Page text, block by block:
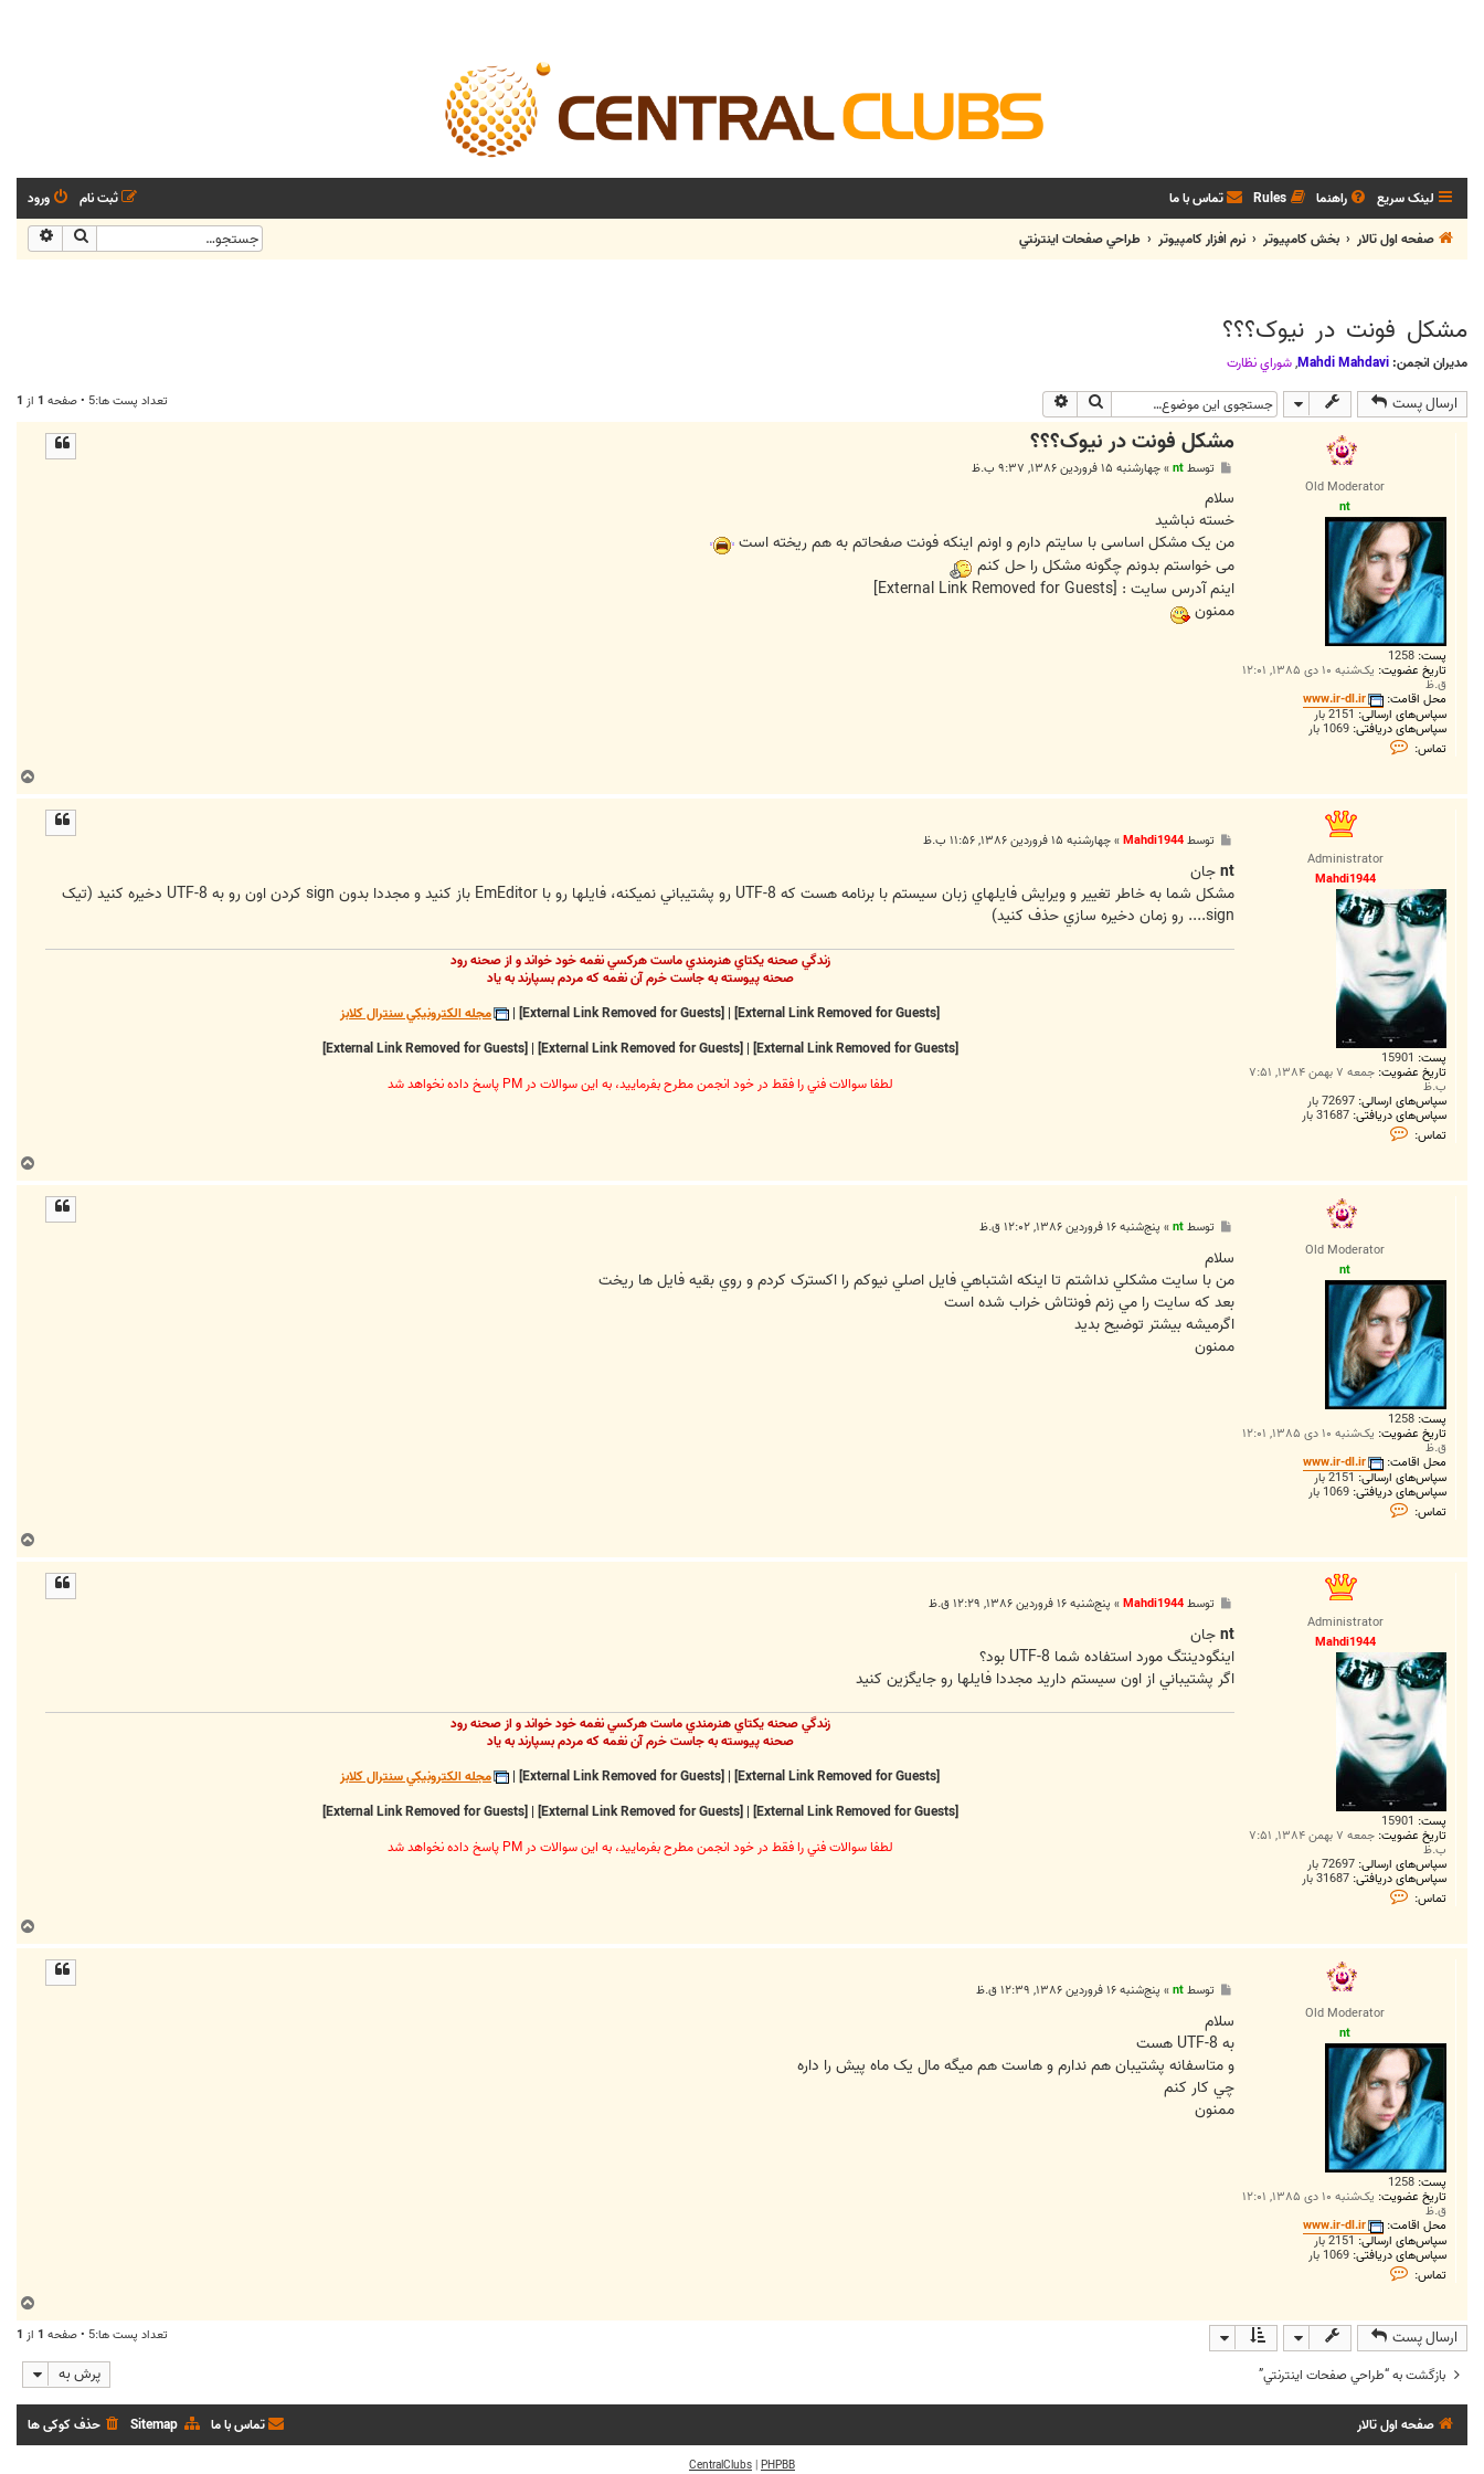
لینک سریع راهنما Rules تماس با ما ورود
ثبت نام
صفحه اول تالار
بخش كامپيوتر نرم افزار كامپيوتر طراحي صفحات اينترنتي جستجو
مشکل فونت در نیوک؟؟؟
مدیران انجمن: Mahdi Mahdavi
,شوراي نظارت
ارسال پست جستجو تعداد پست ها:5 • صفحه 1 از 1
Old Moderator
nt
پست: 1258
تاریخ عضویت: یک‌شنبه ۱۰ دی ۱۳۸۵, ۱۲:۰۱
ق.ظ
محل اقامت: www.ir-dl.ir
سپاس‌های ارسالی:2151 بار
سپاس‌های دریافتی: 1069 بار
تماس:
ت
n
مشکل فونت در نیوک؟؟؟
ت
توسطnt
»چهارشنبه ۱۵ فروردین ۱۳۸۶, ۹:۳۷ ب.ظ
سلام
خسته نباشید
من یک مشکل اساسی با سایتم دارم و اونم اینکه فونت صفحاتم به هم ریخته است
می خواستم بدونم چگونه مشکل را حل کنم
اینم آدرس سایت : [External Link Removed for Guests]
ممنون
ا
Administrator
Mahdi1944
پست: 15901
تاریخ عضویت: جمعه ۷ بهمن ۱۳۸۴, ۷:۵۱
ب.ظ
سپاس‌های ارسالی: 72697 بار
سپاس‌های دریافتی: 31687 بار
تماس:
ت
M
i
1
4
4
ت
توسطMahdi1944
»چهارشنبه ۱۵ فروردین ۱۳۸۶, ۱۱:۵۶ ب.ظ
ntجان
مشکل شما به خاطر تغيير و ويرايش فايلهاي زبان سيستم با برنامه ‌هست که UTF-8 رو پشتيباني نميکنه، فايلها رو با EmEditor باز کنيد و مجددا بدون sign کردن اون رو به UTF-8 دخيره کنيد (تيک
sign.... رو زمان دخيره سازي حذف کنيد)
زندگي صحنه يکتاي هنرمندي ماست هرکسي نغمه خود خواند و از صحنه رود
صحنه پيوسته به جاست خرم آن نغمه که مردم بسپارند به ياد
[External Link Removed for Guests]
|
[External Link Removed for Guests]
|
مجله الکترونيکي سنترال کلابز
[External Link Removed for Guests]
|
[External Link Removed for Guests]
|
[External Link Removed for Guests]
لطفا سوالات فني را فقط در خود انجمن مطرح بفرماييد، به اين سوالات در PM پاسخ داده نخواهد شد
ا
Old Moderator
nt
پست: 1258
تاریخ عضویت: یک‌شنبه ۱۰ دی ۱۳۸۵, ۱۲:۰۱
ق.ظ
محل اقامت: www.ir-dl.ir
سپاس‌های ارسالی:2151 بار
سپاس‌های دریافتی: 1069 بار
تماس:
ت
n
ت
توسطnt
» پنج‌شنبه ۱۶ فروردین ۱۳۸۶, ۱۲:۰۲ ق.ظ
سلام
من با سايت مشکلي نداشتم تا اينکه اشتباهي فايل اصلي نيوکم را اکسترک کردم و روي بقيه فايل ها ريخت
بعد که سايت را مي زنم فونتاش خراب شده است
اگرميشه بيشتر توضيح بديد
ممنون
ا
Administrator
Mahdi1944
پست: 15901
تاریخ عضویت: جمعه ۷ بهمن ۱۳۸۴, ۷:۵۱
ب.ظ
سپاس‌های ارسالی: 72697 بار
سپاس‌های دریافتی: 31687 بار
تماس:
ت
M
i
1
4
4
ت
توسطMahdi1944
» پنج‌شنبه ۱۶ فروردین ۱۳۸۶, ۱۲:۲۹ ق.ظ
ntجان
اينگودينتگ مورد استفاده شما UTF-8 بود؟
اگر پشتيباني از اون سيستم داريد مجددا فايلها رو جايگزين کنيد
زندگي صحنه يکتاي هنرمندي ماست هرکسي نغمه خود خواند و از صحنه رود
صحنه پيوسته به جاست خرم آن نغمه که مردم بسپارند به ياد
[External Link Removed for Guests]
|
[External Link Removed for Guests]
|
مجله الکترونيکي سنترال کلابز
[External Link Removed for Guests]
|
[External Link Removed for Guests]
|
[External Link Removed for Guests]
لطفا سوالات فني را فقط در خود انجمن مطرح بفرماييد، به اين سوالات در PM پاسخ داده نخواهد شد
ا
Old Moderator
nt
پست: 1258
تاریخ عضویت: یک‌شنبه ۱۰ دی ۱۳۸۵, ۱۲:۰۱
ق.ظ
محل اقامت: www.ir-dl.ir
سپاس‌های ارسالی:2151 بار
سپاس‌های دریافتی: 1069 بار
تماس:
ت
n
t
ت
توسطnt
» پنج‌شنبه ۱۶ فروردین ۱۳۸۶, ۱۲:۳۹ ق.ظ
سلام
به UTF-8 هست
و متاسفانه پشتيبان هم ندارم و هاست هم ميگه مال يک ماه پيش را داره
چي کار کنم
ممنون
ا
ارسال پست تعداد پست ها:5 • صفحه 1 از 1
بازگشت به “طراحي صفحات اينترنتي” پرش به
صفحه اول تالار حذف کوکی ها Sitemap تماس با ما
PHPBB
|
CentralClubs